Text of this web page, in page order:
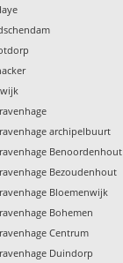
archipelbuurt
Benoordenhout
Bezoudenhout
Bloemenwijk
Bohemen
Centrum
Duindorp